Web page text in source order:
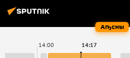
Аҧсны
14:00 14:17